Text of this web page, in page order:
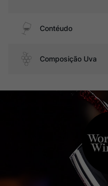
Contéudo
Composição Uva